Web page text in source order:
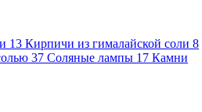
13 Кирпичи из гималайской соли 8
37 Соляные лампы 17 Камни